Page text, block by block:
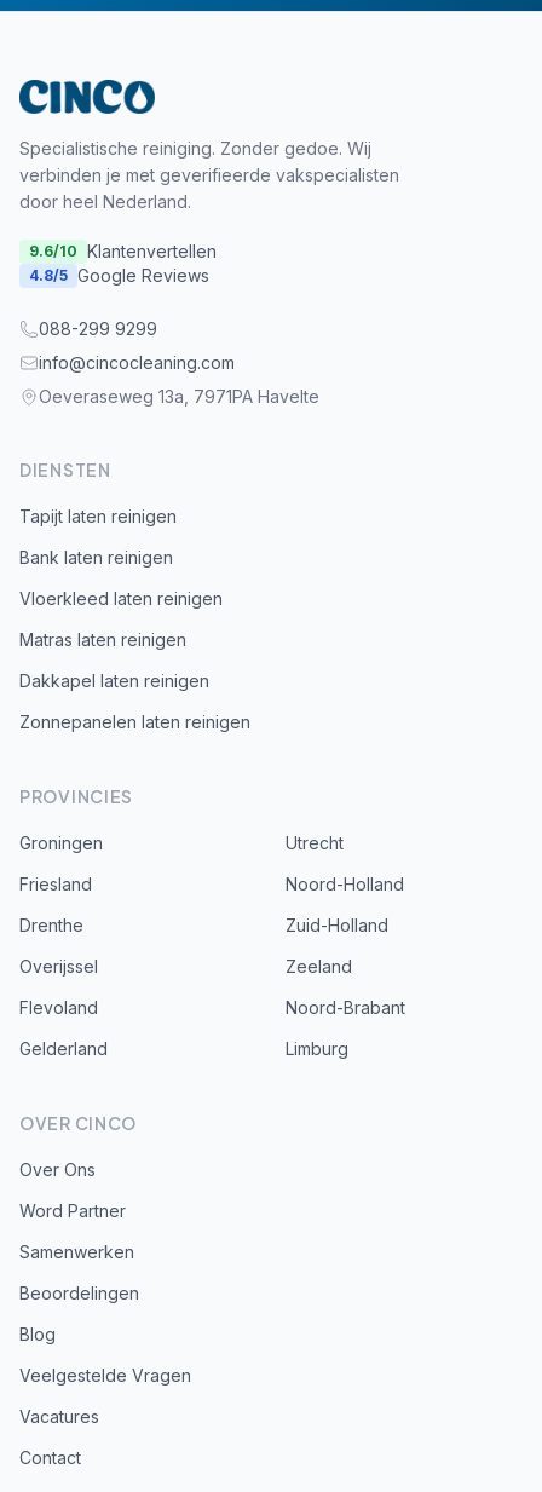
Specialistische reiniging. Zonder gedoe. Wij
verbinden je met geverifieerde vakspecialisten
door heel Nederland.
9.6/10 Klantenvertellen
4.8/5 Google Reviews
088-299 9299
info@cincocleaning.com
Oeveraseweg 13a, 7971PA Havelte
DIENSTEN
Tapijt laten reinigen
Bank laten reinigen
Vloerkleed laten reinigen
Matras laten reinigen
Dakkapel laten reinigen
Zonnepanelen laten reinigen
PROVINCIES
Groningen
Friesland
Drenthe
Overijssel
Flevoland
Gelderland
Utrecht
Noord-Holland
Zuid-Holland
Zeeland
Noord-Brabant
Limburg
OVER CINCO
Over Ons
Word Partner
Samenwerken
Beoordelingen
Blog
Veelgestelde Vragen
Vacatures
Contact